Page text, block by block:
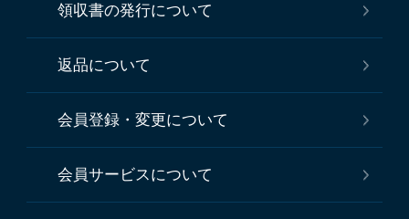
領収書の発行について
返品について
会員登録・変更について
会員サービスについて